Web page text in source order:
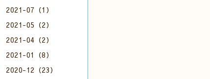
2021-07（1）
2021-05（2）
2021-04（2）
2021-01（8）
2020-12（23）